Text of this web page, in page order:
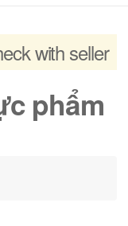
with seller
phẩm